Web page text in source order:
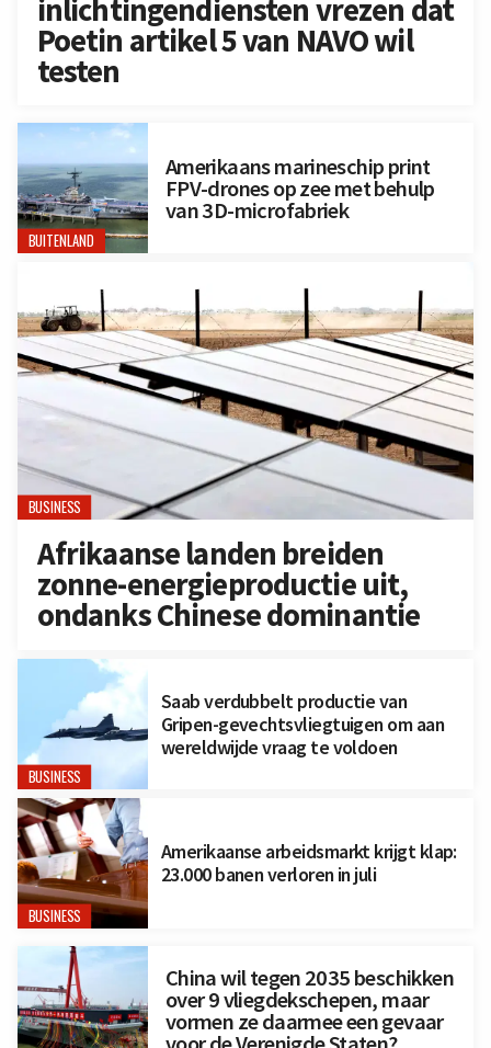
inlichtingendiensten vrezen dat
Poetin artikel 5 van NAVO wil
testen
BUITENLAND
Amerikaans marineschip print
FPV-drones op zee met behulp
van 3D-microfabriek
BUSINESS
Afrikaanse landen breiden
zonne-energieproductie uit,
ondanks Chinese dominantie
BUSINESS
Saab verdubbelt productie van
Gripen-gevechtsvliegtuigen om aan
wereldwijde vraag te voldoen
BUSINESS
Amerikaanse arbeidsmarkt krijgt klap:
23.000 banen verloren in juli
China wil tegen 2035 beschikken
over 9 vliegdekschepen, maar
vormen ze daarmee een gevaar